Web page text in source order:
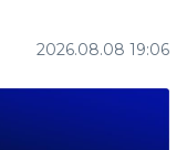
2026.08.08 19:06